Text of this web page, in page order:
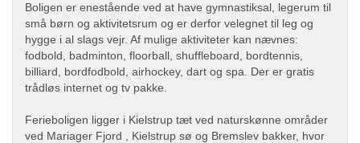
Boligen er enestående ved at have gymnastiksal, legerum til
små børn og aktivitetsrum og er derfor velegnet til leg og
hygge i al slags vejr. Af mulige aktiviteter kan nævnes:
fodbold, badminton, floorball, shuffleboard, bordtennis,
billiard, bordfodbold, airhockey, dart og spa. Der er gratis
trådløs internet og tv pakke.
Ferieboligen ligger i Kielstrup tæt ved naturskønne områder
ved Mariager Fjord , Kielstrup sø og Bremslev bakker, hvor